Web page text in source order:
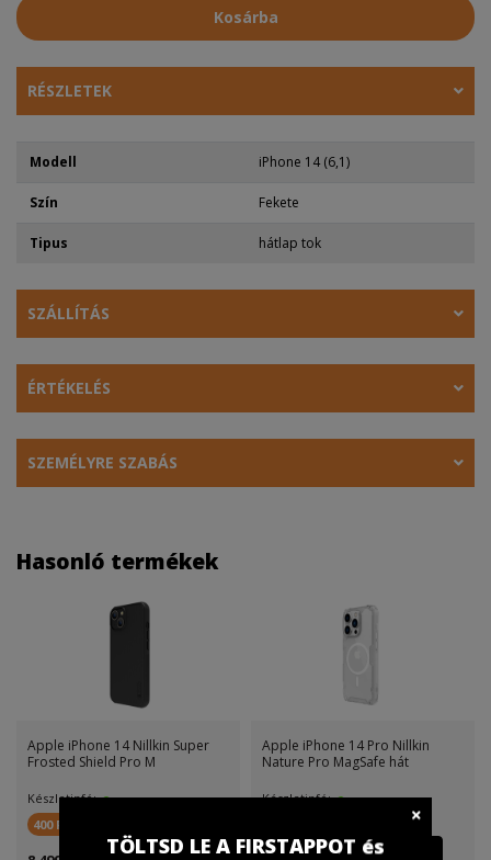
Kosárba
RÉSZLETEK
Modell iPhone 14 (6,1)
Szín Fekete
Tipus hátlap tok
SZÁLLÍTÁS
ÉRTÉKELÉS
SZEMÉLYRE SZABÁS
Hasonló termékek
Apple iPhone 14 Nillkin Super
Frosted Shield Pro M
Készletinfó:
400 FirstPont
Apple iPhone 14 Pro Nillkin
Nature Pro MagSafe hát
Készletinfó:
TÖLTSD LE A FIRSTAPPOT és